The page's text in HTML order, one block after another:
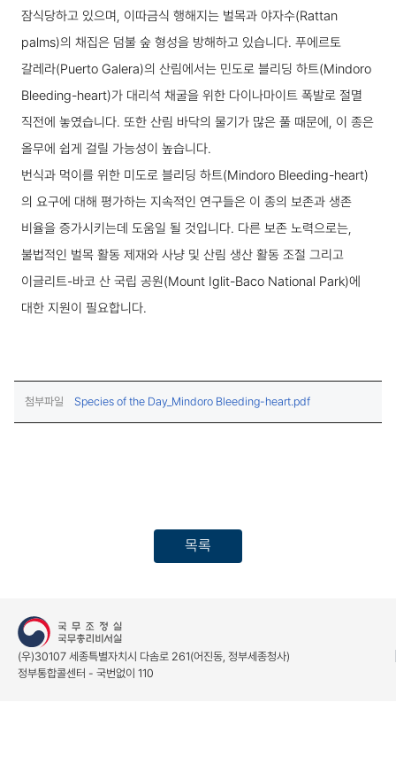
잠식당하고 있으며, 이따금식 행해지는 벌목과 야자수(Rattan
palms)의 채집은 덤불 숲 형성을 방해하고 있습니다. 푸에르토
갈레라(Puerto Galera)의 산림에서는 민도로 블리딩 하트(Mindoro
Bleeding-heart)가 대리석 채굴을 위한 다이나마이트 폭발로 절멸
직전에 놓였습니다. 또한 산림 바닥의 물기가 많은 풀 때문에, 이 종은
올무에 쉽게 걸릴 가능성이 높습니다.
번식과 먹이를 위한 미도로 블리딩 하트(Mindoro Bleeding-heart)
의 요구에 대해 평가하는 지속적인 연구들은 이 종의 보존과 생존
비율을 증가시키는데 도움일 될 것입니다. 다른 보존 노력으로는,
불법적인 벌목 활동 제재와 사냥 및 산림 생산 활동 조절 그리고
이글리트-바코 산 국립 공원(Mount Iglit-Baco National Park)에
대한 지원이 필요합니다.
첨부파일 Species of the Day_Mindoro Bleeding-heart.pdf(다운로드)
목록
(우)30107 세종특별자치시 다솜로 261(어진동, 정부세종청사)
정부통합콜센터 - 국번없이 110